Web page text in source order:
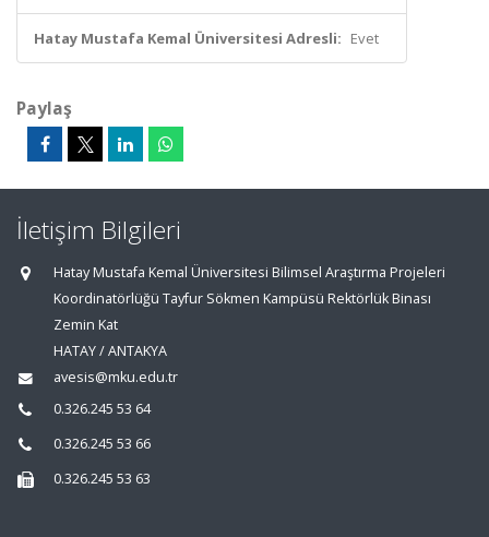
Hatay Mustafa Kemal Üniversitesi Adresli: Evet
Paylaş
İletişim Bilgileri
Hatay Mustafa Kemal Üniversitesi Bilimsel Araştırma Projeleri
Koordinatörlüğü Tayfur Sökmen Kampüsü Rektörlük Binası
Zemin Kat
HATAY / ANTAKYA
avesis@mku.edu.tr
0.326.245 53 64
0.326.245 53 66
0.326.245 53 63